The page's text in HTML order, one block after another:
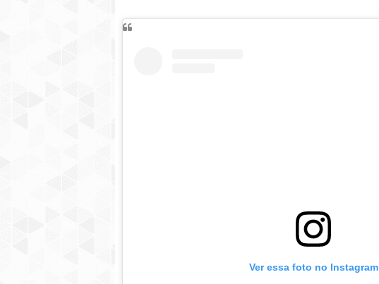
Ver essa foto no Instagram